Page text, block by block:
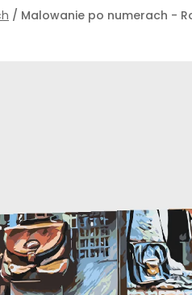
/ Malowanie po numerach -